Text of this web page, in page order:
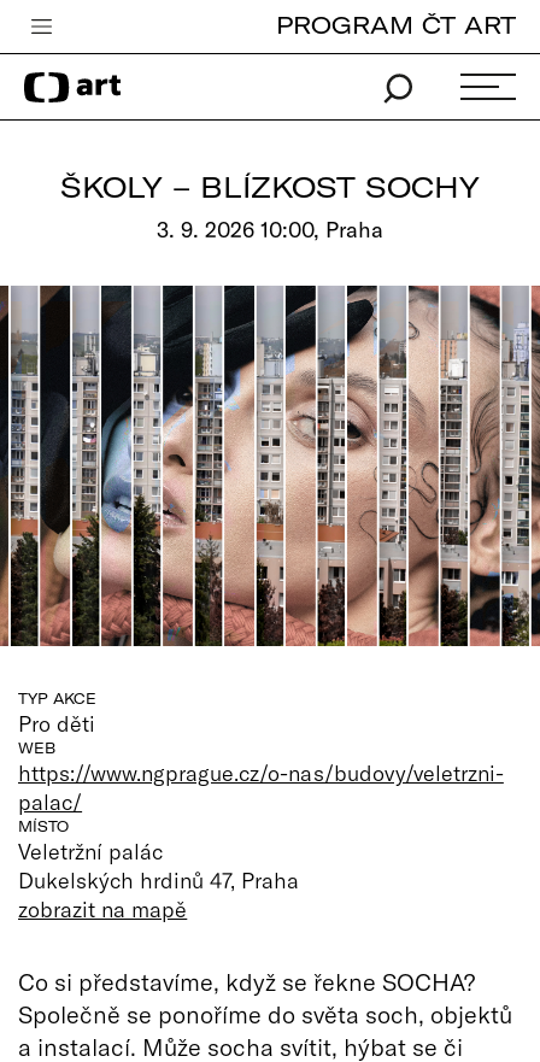
Česká televize
Zpravodajství
Pro děti
edu
Vše o ČT
PROGRAM ČT ART
ŠKOLY – BLÍZKOST SOCHY
3. 9. 2026 10:00, Praha
TYP AKCE
Pro děti
WEB
https://www.ngprague.cz/o-nas/budovy/veletrzni-
palac/
MÍSTO
Veletržní palác
Dukelských hrdinů 47, Praha
zobrazit na mapě
Co si představíme, když se řekne SOCHA?
Společně se ponoříme do světa soch, objektů
a instalací. Může socha svítit, hýbat se či